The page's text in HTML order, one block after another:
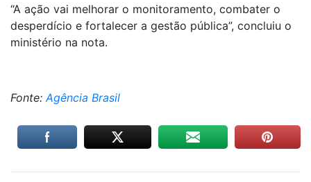
“A ação vai melhorar o monitoramento, combater o
desperdício e fortalecer a gestão pública”, concluiu o
ministério na nota.
Fonte:Agência Brasil